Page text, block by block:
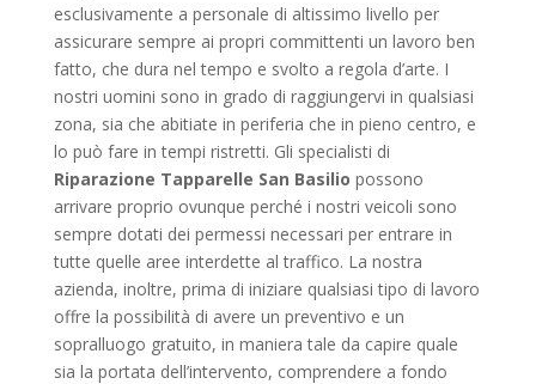
esclusivamente a personale di altissimo livello per
assicurare sempre ai propri committenti un lavoro ben
fatto, che dura nel tempo e svolto a regola d’arte. I
nostri uomini sono in grado di raggiungervi in qualsiasi
zona, sia che abitiate in periferia che in pieno centro, e
lo può fare in tempi ristretti. Gli specialisti di
Riparazione Tapparelle San Basilio possono
arrivare proprio ovunque perché i nostri veicoli sono
sempre dotati dei permessi necessari per entrare in
tutte quelle aree interdette al traffico. La nostra
azienda, inoltre, prima di iniziare qualsiasi tipo di lavoro
offre la possibilità di avere un preventivo e un
sopralluogo gratuito, in maniera tale da capire quale
sia la portata dell’intervento, comprendere a fondo